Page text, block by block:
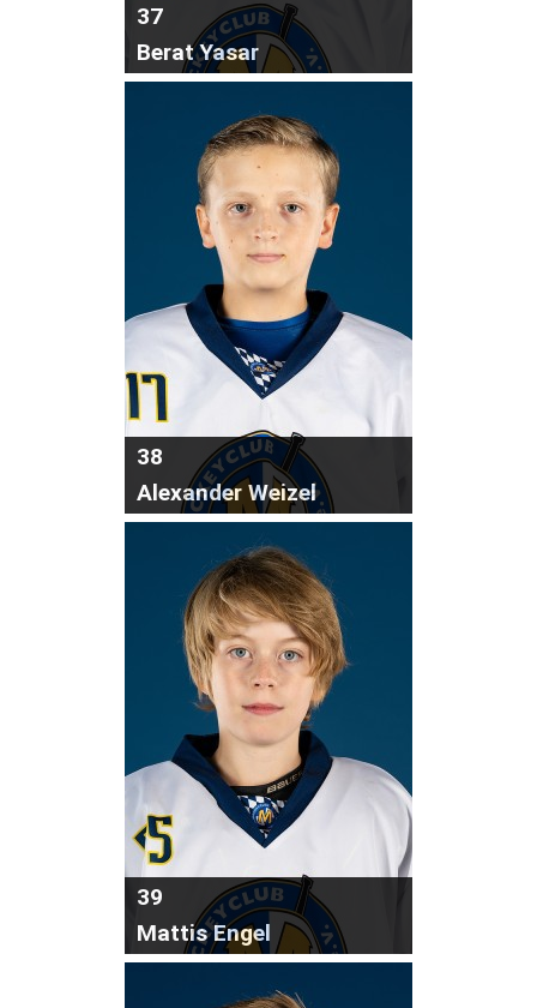
37
Berat Yasar
38
Alexander Weizel
39
Mattis Engel